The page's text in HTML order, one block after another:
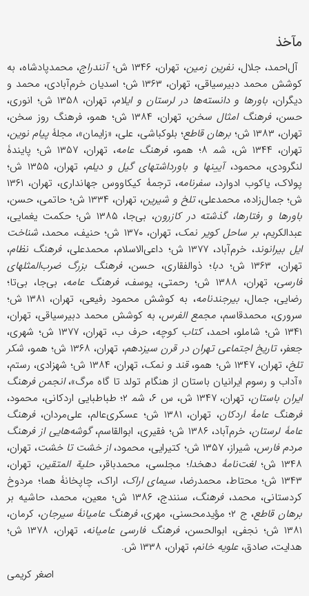
مآخذ
آل‌احمد، جلال، نفرین زمین، تهران، ۱۳۴۶ ش؛ آنندراج، محمد‌پادشاه، به
کوشش محمد دبیرسیاقی، تهران، ۱۳۶۳ ش؛ اسدیان خرم‌آبادی، محمد و
دیگران، باورها و دانسته‌ها در لرستان و ایلام
، تهران، ۱۳۵۸ ش؛ انوری،
حسن،فرهنگ امثال سخن
، تهران، ۱۳۸۴ ش؛ همو، فرهنگ روز سخن،
تهران، ۱۳۸۳ ش؛
برهان قاطع؛ بلوکباشی، علی، «زایمان»، مجلۀپیام نوین،
تهران، ۱۳۴۴ ش، شم‍ ۸؛ همو،
فرهنگ عامه
، تهران، ۱۳۵۷ ش؛ پایندۀ
لنگرودی، محمود،آیینها و باورداشتهای گیل و دیلم
، تهران، ۱۳۵۵ ش؛
پولاک، یاکوب ادوارد، سفرنامه
، ترجمۀ کیکاووس جهانداری، تهران، ۱۳۶۱
ش؛ جمال‌زاده، محمدعلی،تلخ و شیرین، تهران، ۱۳۳۴ ش؛ حاتمی، حسن،
باورها و رفتارها، گذشته در کازرون
، بی‌جا، ۱۳۸۵ ش؛ حکمت یغمایی،
عبدالکریم،بر ساحل کویر نمک، تهران، ۱۳۷۰ ش؛ حنیف، محمد،
شناخت
ایل بیرانوند، خرم‌آباد، ۱۳۷۷ ش؛ داعی‌الاسلام، محمدعلی، فرهنگ نظام،
تهران، ۱۳۶۳ ش؛
دبا؛ ذوالفقاری، حسن،فرهنگ بزرگ ضرب‌المثلهای
فارسی، تهران، ۱۳۸۸ ش؛ رحمتی، یوسف، فرهنگ عامه، بی‌جا، بی‌تا؛
رضایی، جمال،بیرجندنامه
، به کوشش محمود رفیعی، تهران، ۱۳۸۱ ش؛
سروری، محمدقاسم، مجمع الفرس، به کوشش محمد دبیرسیاقی، تهران،
۱۳۴۱ ش؛ شاملو، احمد،
کتاب کوچه
، حرف ب، تهران، ۱۳۷۷ ش؛ شهری،
جعفر،تاریخ اجتماعی تهران در قرن سیزدهم، تهران، ۱۳۶۸ ش؛ همو،
شکر‌
تلخ، تهران، ۱۳۴۷ ش؛ همو، قند و نمک
، تهران، ۱۳۸۴ ش؛ شهزادی، رستم،
«آداب و رسوم ایرانیان باستان از هنگام تولد تا گاه مرگ»،انجمن فرهنگ
ایران باستان، تهران، ۱۳۴۷ ش، س ۶، شم‍ ۲؛ طباطبایی اردکانی، محمود،
فرهنگ عامۀ اردکان، تهران، ۱۳۸۱ ش؛ عسکری‌عالم، علی‌مردان،
فرهنگ
عامۀ لرستان، خرم‌آباد، ۱۳۸۶ ش؛ فقیری، ابوالقاسم،
گوشه‌هایی از فرهنگ
مردم فارس، شیراز، ۱۳۵۷ ش؛ کتیرایی، محمود، از خشت تا خشت، تهران،
۱۳۴۸ ش؛
لغت‌نامۀ دهخدا؛ مجلسی، محمدباقر،حلیة المتقین، تهران،
۱۳۴۳ ش؛ محتاط، محمدرضا،
سیمای اراک، اراک، چاپخانۀ هما؛ مردوخ
کردستانی، محمد، فرهنگ، سنندج، ۱۳۸۶ ش؛ معین، محمد، حاشیه بر
برهان قاطع، ج ۲؛ مؤید‌محسنی، مهری، فرهنگ عامیانۀ سیرجان، کرمان،
۱۳۸۱ ش؛ نجفی، ابوالحسن،
فرهنگ فارسی عامیانه
، تهران، ۱۳۷۸ ش؛
هدایت، صادق،علویه خانم، تهران، ۱۳۳۸ ش.
اصغر کریمی